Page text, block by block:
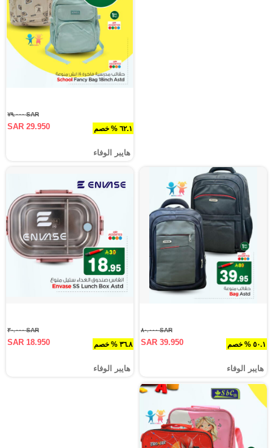
٦٢.١ % خصم
SAR ٧٩.٠٠٠
SAR 29.950
هايبر الوفاء
٥٠.١ % خصم
SAR ٨٠.٠٠٠
SAR 39.950
هايبر الوفاء
٣٦.٨ % خصم
SAR ٣٠.٠٠٠
SAR 18.950
هايبر الوفاء